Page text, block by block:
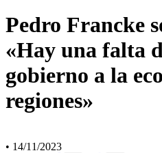
Pedro Francke
«Hay una falta
gobierno a la
regiones»
• 14/11/2023